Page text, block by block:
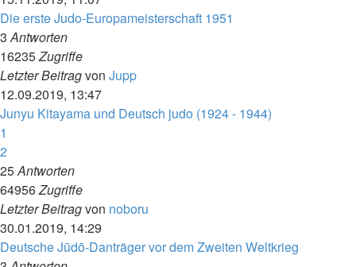
Die erste Judo-Europameisterschaft 1951
3Antworten
16235Zugriffe
Letzter Beitragvon Jupp
12.09.2019, 13:47
Junyu Kitayama und Deutsch judo (1924 - 1944)
1
2
25Antworten
64956Zugriffe
Letzter Beitragvon noboru
30.01.2019, 14:29
Deutsche Jūdō-Danträger vor dem Zweiten Weltkrieg